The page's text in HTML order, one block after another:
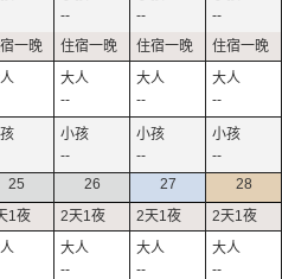
--
--
--
--
--
--
--
--
--
25 26
--
27
--
28
--